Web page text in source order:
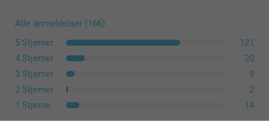
Alle anmeldelser (166)
5 Stjerner
121
4 Stjerner
20
3 Stjerner
9
2 Stjerner
2
1 Stjerne
14